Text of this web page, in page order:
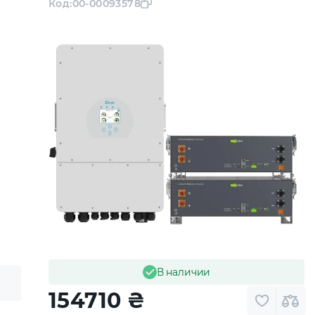
Код:00-00093578
В наличии
154710 ₴